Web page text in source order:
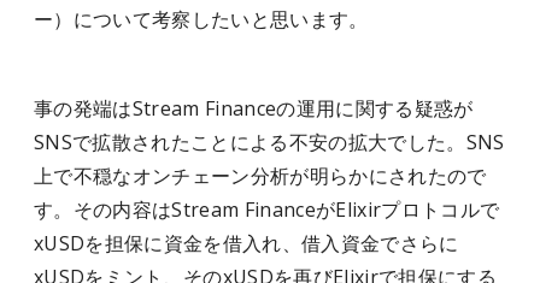
ー）について考察したいと思います。
事の発端はStream Financeの運用に関する疑惑が
SNSで拡散されたことによる不安の拡大でした。SNS
上で不穏なオンチェーン分析が明らかにされたので
す。その内容はStream FinanceがElixirプロトコルで
xUSDを担保に資金を借入れ、借入資金でさらに
xUSDをミント、そのxUSDを再びElixirで担保にする